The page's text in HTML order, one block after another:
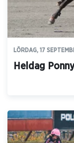
LÖRDAG, 17
Heldag